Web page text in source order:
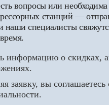
вопросы или
станций —
наши специалисты
информацию о скидках,
заявку, вы